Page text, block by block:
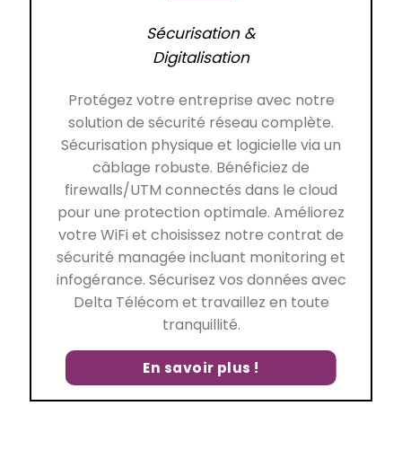
Sécurisation &
Digitalisation
Protégez votre entreprise avec notre
solution de sécurité réseau complète.
Sécurisation physique et logicielle via un
câblage robuste. Bénéficiez de
firewalls/UTM connectés dans le cloud
pour une protection optimale. Améliorez
votre WiFi et choisissez notre contrat de
sécurité managée incluant monitoring et
infogérance. Sécurisez vos données avec
Delta Télécom et travaillez en toute
tranquillité.
En savoir plus !